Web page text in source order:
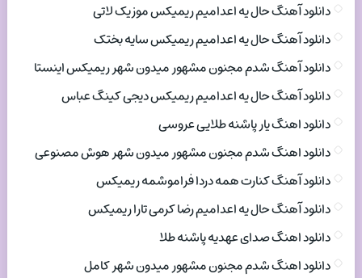
دانلود آهنگ حال یه اعدامیم ریمیکس موزیک لاتی
دانلود آهنگ حال یه اعدامیم ریمیکس سایه بختک
دانلود آهنگ شدم مجنون مشهور میدون شهر ریمیکس اینستا
دانلود آهنگ حال یه اعدامیم ریمیکس دیجی کینگ عباس
دانلود اهنگ یار پاشنه طلایی عروسی
دانلود اهنگ شدم مجنون مشهور میدون شهر هوش مصنوعی
دانلود آهنگ کنارت همه دردا فراموشمه ریمیکس
دانلود آهنگ حال یه اعدامیم رضا کرمی تارا ریمیکس
دانلود اهنگ صدای عهدیه پاشنه طلا
دانلود اهنگ شدم مجنون مشهور میدون شهر کامل